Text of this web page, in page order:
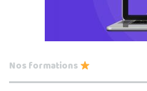
Nos formations